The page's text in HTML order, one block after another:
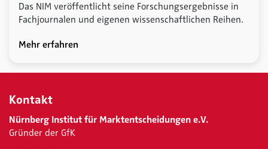
Das NIM veröffentlicht seine Forschungsergebnisse in
Fachjournalen und eigenen wissenschaftlichen Reihen.
Mehr erfahren
Kontakt
Nürnberg Institut für Marktentscheidungen e.V.
Gründer der GfK